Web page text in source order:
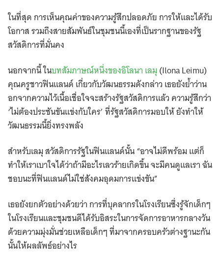
ในที่สุด การเห็นคุณค่าของความรู้สึกปลอดภัย การให้และได้รับ
โอกาส รวมถึงสายสัมพันธ์ในชุมชนนี้เองที่เป็นรากฐานของรัฐ
สวัสดิการที่มั่นคง
นอกจากนี้ ในบทสัมภาษณ์หนึ่งของอิโลนา เลมุ (Ilona Leimu)
คุณครูชาวฟินแลนด์ เกี่ยวกับวัฒนธรรมดังกล่าว เธอยังย้ำว่าน
อกจากความไว้เนื้อเชื่อใจจะสร้างรัฐสวัสดิการแล้ว ความรู้สึกว่า
‘ไม่ต้องประชันขันแข่งกับใคร’ ที่รัฐสวัสดิการมอบให้ ยังทำให้
วัฒนธรรมนี้ยิ่งทรงพลัง
สำหรับเลมุ สวัสดิการรัฐในฟินแลนด์นั้น “อาจไม่ดีพร้อม แต่ก็
ทำให้เราเบาใจได้ว่าถ้ามีอะไรเลวร้ายเกิดขึ้น จะมีคนดูแลเรา ฉัน
ชอบนะที่ฟินแลนด์ไม่ใช่สังคมอุดมการแข่งขัน”
เธอยังยกตัวอย่างด้วยว่า การที่บุคลากรในโรงเรียนซึ่งรู้จักเด็กๆ
ในโรงเรียนและชุมชนดีได้รับอิสระในการจัดการอาหารกลางวัน
ด้วยความมุ่งมั่นช่วยเหลือเด็กๆ ที่มาจากครอบครัวต่างฐานะกัน
นั้นให้ผลลัพธ์อย่างไร